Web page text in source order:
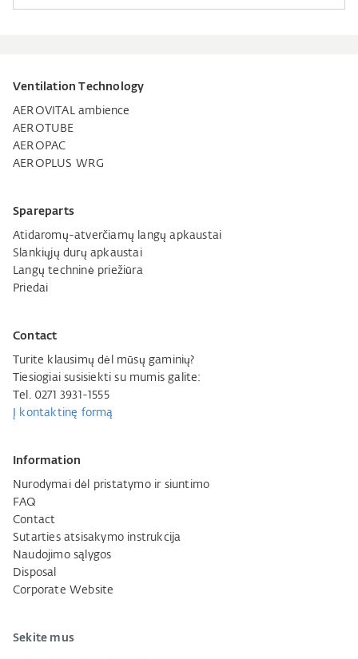
Ventilation Technology
AEROVITAL ambience
AEROTUBE
AEROPAC
AEROPLUS WRG
Spareparts
Atidaromų-atverčiamų langų apkaustai
Slankiųjų durų apkaustai
Langų techninė priežiūra
Priedai
Contact
Turite klausimų dėl mūsų gaminių?
Tiesiogiai susisiekti su mumis galite:
Tel. 0271 3931-1555
Į kontaktinę formą
Information
Nurodymai dėl pristatymo ir siuntimo
FAQ
Contact
Sutarties atsisakymo instrukcija
Naudojimo sąlygos
Disposal
Corporate Website
Sekite mus